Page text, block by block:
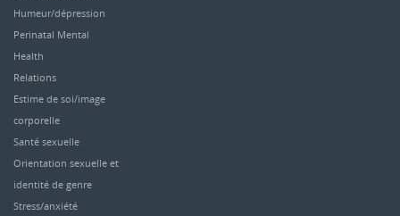
Humeur/dépression
Perinatal Mental
Health
Relations
Estime de soi/image
corporelle
Santé sexuelle
Orientation sexuelle et
identité de genre
Stress/anxiété